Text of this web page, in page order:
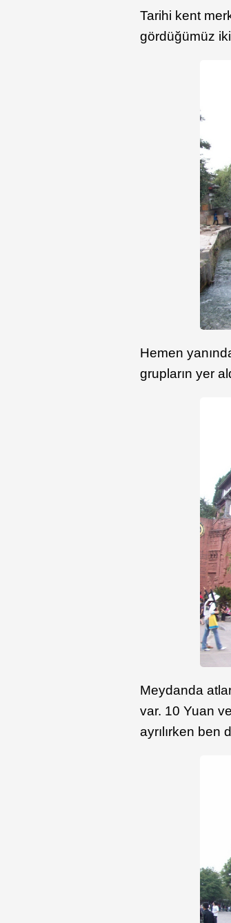
Tarihi kent
gördüğümüz
Hemen
grupların yer
Meydanda
var. 10 Yuan
ayrılırken ben